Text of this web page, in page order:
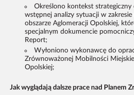
Określono kontekst strategiczny
wstępnej analizy sytuacji w
obszarze Aglomeracji Opolskiej,
specjalnym dokumencie
Report;
Wyłoniono wykonawcę do
Zrównoważonej Mobilności
Opolskiej;
Jak wyglądają dalsze prace nad Planem